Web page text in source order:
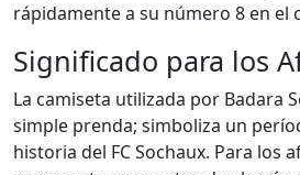
rápidamente a su número 8 en el
Significado para los
La camiseta utilizada por Badara
simple prenda; simboliza un
historia del FC Sochaux. Para los